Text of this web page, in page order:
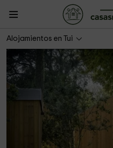
Alojamientos en Tui
Aloia Nature- Píntega